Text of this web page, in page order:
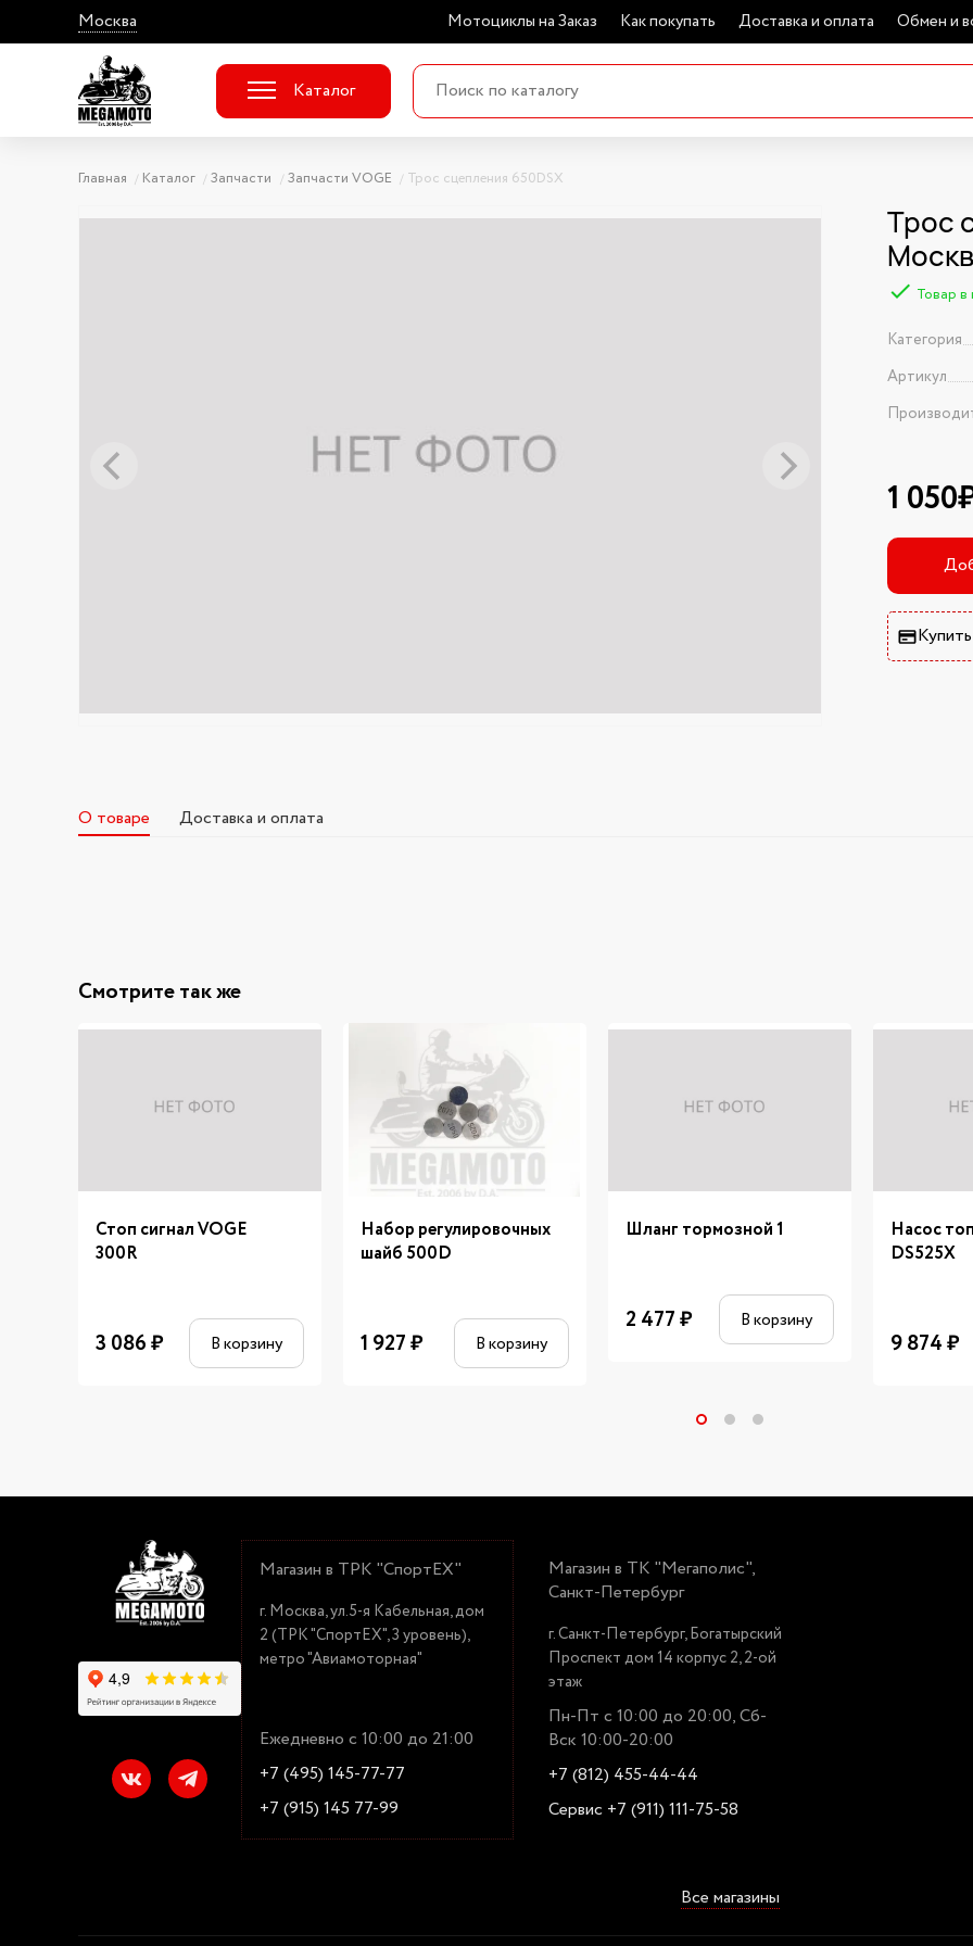
Москва Мотоциклы на Заказ Как покупать Доставка и оплата Обмен и
Каталог
Главная Каталог Запчасти Запчасти VOGE Трос сцепления 650DSX
Трос
Товар в
Категория
Артикул
1
О товаре Доставка и оплата
Смотрите так же
Стоп сигнал VOGE
300R
3 086₽ В корзину
Набор регулировочных
шайб 500D
1 927₽ В корзину
Шланг тормозной 1
2 477₽ В корзину
Насос
DS525X
9 874₽
Магазин в ТРК "СпортЕХ"
г. Москва, ул.5-я Кабельная, дом
2 (ТРК "СпортЕХ", 3 уровень),
метро "Авиамоторная"
Ежедневно с 10:00 до 21:00
+7 (495) 145-77-77
+7 (915) 145 77-99
Магазин в ТК "Мегаполис",
Санкт-Петербург
г. Санкт-Петербург, Богатырский
Проспект дом 14 корпус 2, 2-ой
этаж
Пн-Пт с 10:00 до 20:00, Сб-
Вск 10:00-20:00
+7 (812) 455-44-44
Сервис +7 (911) 111-75-58
Все магазины